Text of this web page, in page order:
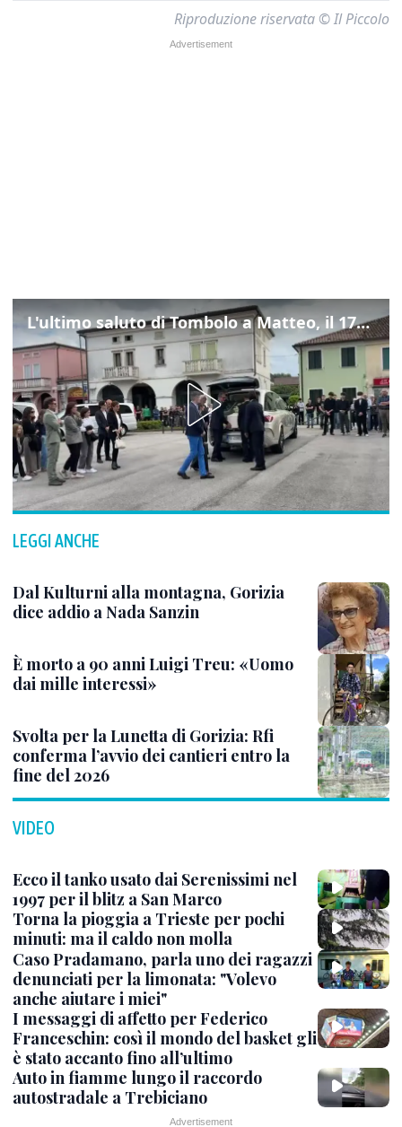
Riproduzione riservata © Il Piccolo
L'ultimo saluto di Tombolo a Matteo, il 17enne morto di tumore. Il video
LEGGI ANCHE
Dal Kulturni alla montagna, Gorizia
dice addio a Nada Sanzin
È morto a 90 anni Luigi Treu: «Uomo
dai mille interessi»
Svolta per la Lunetta di Gorizia: Rfi
conferma l’avvio dei cantieri entro la
fine del 2026
VIDEO
Ecco il tanko usato dai Serenissimi nel
1997 per il blitz a San Marco
Torna la pioggia a Trieste per pochi
minuti: ma il caldo non molla
Caso Pradamano, parla uno dei ragazzi
denunciati per la limonata: "Volevo
anche aiutare i miei"
I messaggi di affetto per Federico
Franceschin: così il mondo del basket gli
è stato accanto fino all’ultimo
Auto in fiamme lungo il raccordo
autostradale a Trebiciano